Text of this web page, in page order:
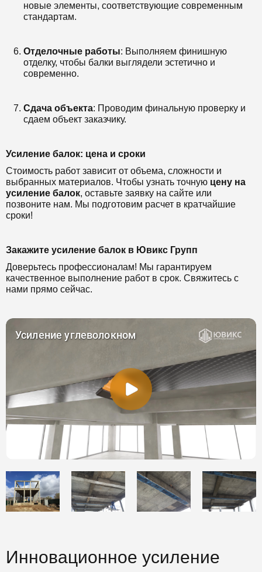
новые элементы, соответствующие современным
стандартам.
Отделочные работы: Выполняем финишную
отделку, чтобы балки выглядели эстетично и
современно.
Сдача объекта: Проводим финальную проверку и
сдаем объект заказчику.
Усиление балок: цена и сроки
Стоимость работ зависит от объема, сложности и
выбранных материалов. Чтобы узнать точную цену на
усиление балок, оставьте заявку на сайте или
позвоните нам. Мы подготовим расчет в кратчайшие
сроки!
Закажите усиление балок в Ювикс Групп
Доверьтесь профессионалам! Мы гарантируем
качественное выполнение работ в срок. Свяжитесь с
нами прямо сейчас.
Инновационное усиление